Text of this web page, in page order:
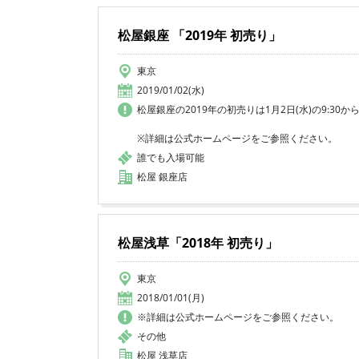
松屋銀座 「2019年 初売り」
東京
2019/01/02(水)
松屋銀座の2019年の初売りは1月2日(水)の9:30か
※詳細は公式ホームページをご参照ください。
誰でも入場可能
松屋 銀座店
松屋浅草「2018年 初売り」
東京
2018/01/01(月)
※詳細は公式ホームページをご参照ください。
その他
松屋 浅草店